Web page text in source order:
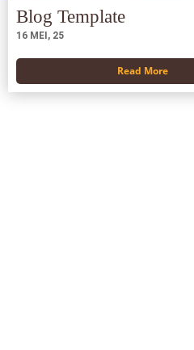
Blog Template
16 MEI, 25
Read More